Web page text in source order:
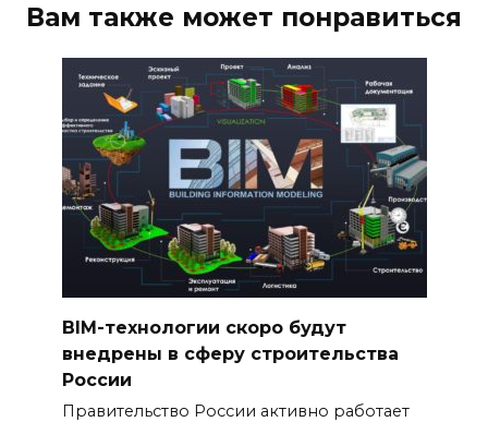
Вам также может понравиться
BIM-технологии скоро будут
внедрены в сферу строительства
России
Правительство России активно работает